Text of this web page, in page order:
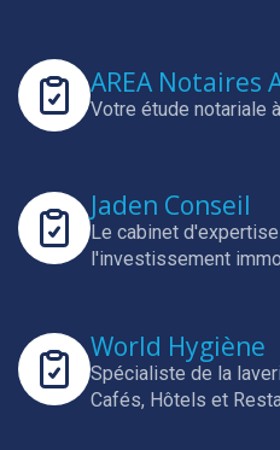
AREA Notaires
Votre étude notariale
Jaden Conseil
Le cabinet
l'investissement
World Hygiène
Spécialiste de la
Cafés, Hôtels et